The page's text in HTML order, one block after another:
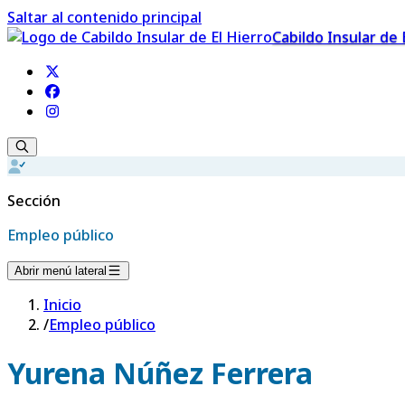
Saltar al contenido principal
Cabildo Insular de
Sección
Empleo público
Abrir menú lateral
Inicio
/Empleo público
Yurena Núñez Ferrera